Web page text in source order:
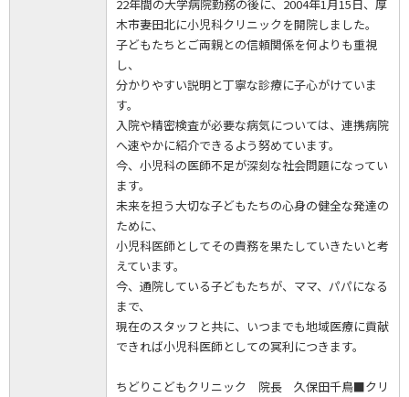
22年間の大学病院勤務の後に、2004年1月15日、厚
木市妻田北に小児科クリニックを開院しました。
子どもたちとご両親との信頼関係を何よりも重視
し、
分かりやすい説明と丁寧な診療に子心がけていま
す。
入院や精密検査が必要な病気については、連携病院
へ速やかに紹介できるよう努めています。
今、小児科の医師不足が深刻な社会問題になってい
ます。
未来を担う大切な子どもたちの心身の健全な発達の
ために、
小児科医師としてその責務を果たしていきたいと考
えています。
今、通院している子どもたちが、ママ、パパになる
まで、
現在のスタッフと共に、いつまでも地域医療に貢献
できれば小児科医師としての冥利につきます。
ちどりこどもクリニック 院長 久保田千鳥■クリ